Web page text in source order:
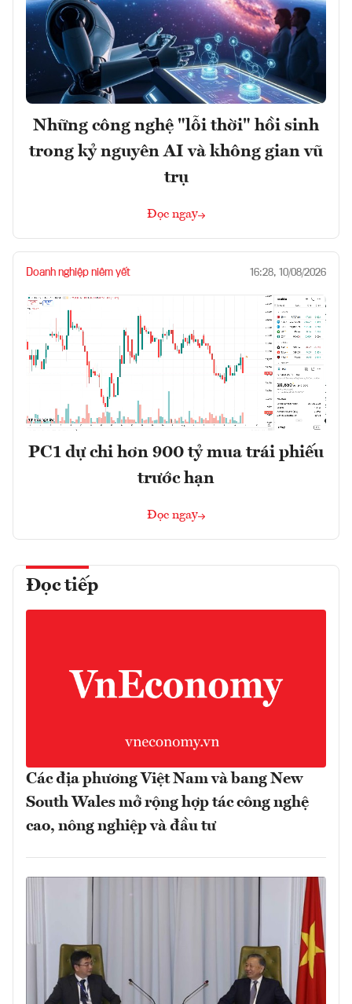
Những công nghệ "lỗi thời" hồi sinh
trong kỷ nguyên AI và không gian vũ
trụ
Đọc ngay
Doanh nghiệp niêm yết 16:28, 10/08/2026
PC1 dự chi hơn 900 tỷ mua trái phiếu
trước hạn
Đọc ngay
Đọc tiếp
Các địa phương Việt Nam và bang New
South Wales mở rộng hợp tác công nghệ
cao, nông nghiệp và đầu tư